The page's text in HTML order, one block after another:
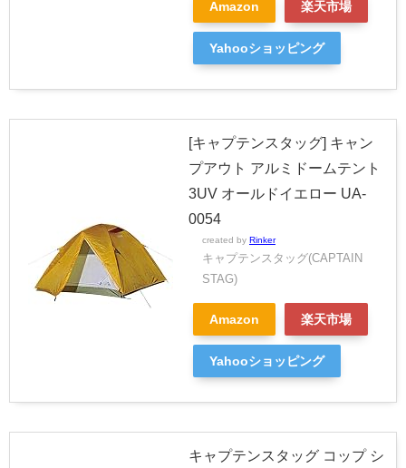
Amazon 楽天市場
Yahooショッピング
[キャプテンスタッグ] キャン
プアウト アルミドームテント
3UV オールドイエロー UA-
0054
created by Rinker
キャプテンスタッグ(CAPTAIN
STAG)
Amazon 楽天市場
Yahooショッピング
キャプテンスタッグ コップ シ